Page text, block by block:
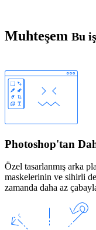
Muhteşem Bu
Photoshop'tan
Özel tasarlanmış arka
maskelerinin ve sihirli
zamanda daha az